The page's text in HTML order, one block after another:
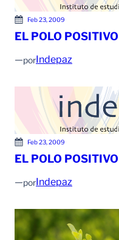
Feb 23, 2009
EL POLO POSITIVO
—porIndepaz
Feb 23, 2009
EL POLO POSITIVO
—porIndepaz